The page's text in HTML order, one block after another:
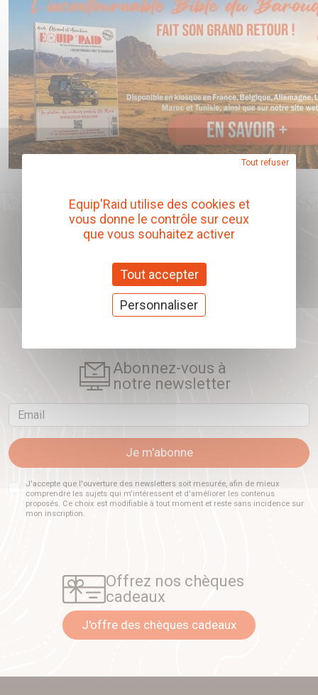
Télécharger
Abonnez-vous à
notre newsletter
Email
Je m'abonne
J'accepte que l'ouverture des newsletters soit mesurée, afin de mieux
comprendre les sujets qui m'intéressent et d'améliorer les contenus
proposés. Ce choix est modifiable à tout moment et reste sans incidence sur
mon inscription.
Offrez nos chèques
cadeaux
J'offre des chèques cadeaux
Equip'Raid utilise des cookies et
vous donne le contrôle sur ceux
que vous souhaitez activer
Tout accepter
Tout refuser
Personnaliser